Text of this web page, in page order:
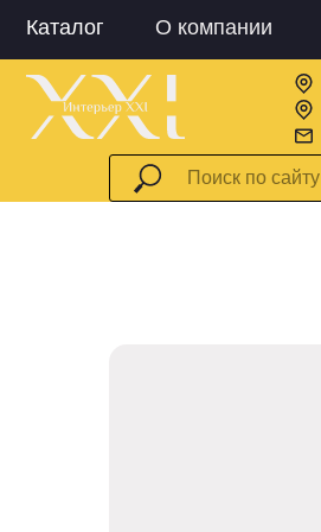
Каталог О компании